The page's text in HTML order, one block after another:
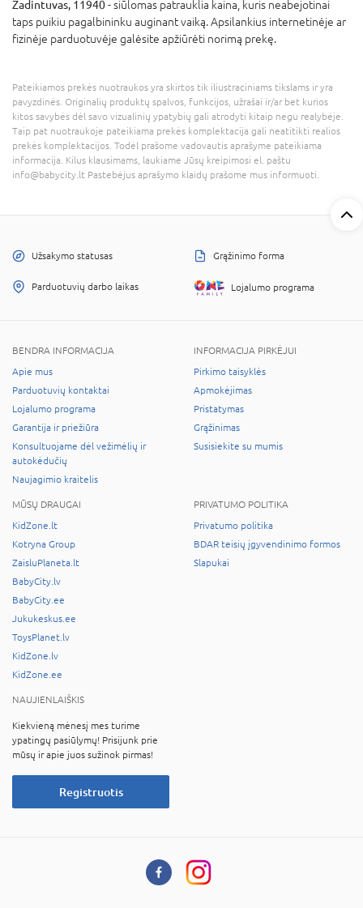
Žadintuvas, 11940- siūlomas patrauklia kaina, kuris neabejotinai
taps puikiu pagalbininku auginant vaiką. Apsilankius internetinėje ar
fizinėje parduotuvėje galėsite apžiūrėti norimą prekę.
Pateikiamos prekės nuotraukos yra skirtos tik iliustraciniams tikslams ir yra
pavyzdinės. Originalių produktų spalvos, funkcijos, užrašai ir/ar bet kurios
kitos savybės dėl savo vizualinių ypatybių gali atrodyti kitaip negu realybėje.
Taip pat nuotraukoje pateikiama prekės komplektacija gali neatitikti realios
prekės komplektacijos. Todėl prašome vadovautis aprašyme pateikiama
informacija. Kilus klausimams, laukiame Jūsų kreipimosi el. paštu
info@babycity.lt Pastebėjus aprašymo klaidų prašome mus informuoti.
Užsakymo statusas Grąžinimo forma
Parduotuvių darbo laikas Lojalumo programa
BENDRA INFORMACIJA
Apie mus
Parduotuvių kontaktai
Lojalumo programa
Garantija ir priežiūra
Konsultuojame dėl vežimėlių ir
autokėdučių
Naujagimio kraitelis
INFORMACIJA PIRKĖJUI
Pirkimo taisyklės
Apmokėjimas
Pristatymas
Grąžinimas
Susisiekite su mumis
MŪSŲ DRAUGAI
KidZone.lt
Kotryna Group
ZaisluPlaneta.lt
BabyCity.lv
BabyCity.ee
Jukukeskus.ee
ToysPlanet.lv
KidZone.lv
KidZone.ee
PRIVATUMO POLITIKA
Privatumo politika
BDAR teisių įgyvendinimo formos
Slapukai
NAUJIENLAIŠKIS
Kiekvieną mėnesį mes turime
ypatingų pasiūlymų! Prisijunk prie
mūsų ir apie juos sužinok pirmas!
Registruotis